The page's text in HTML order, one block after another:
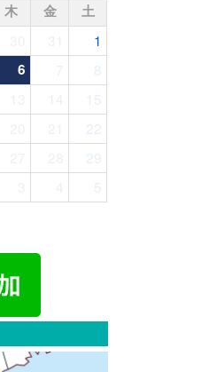
木 金
土
1
6
8
15
22
29
5